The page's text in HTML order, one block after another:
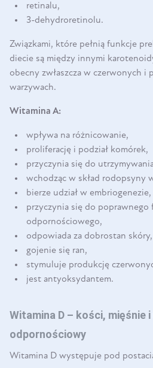
retinalu,
3-dehydroretinolu.
Związkami, które pełnią funkcje
diecie są między innymi
obecny zwłaszcza w czerwonych i
warzywach.
Witamina A:
wpływa na różnicowanie,
proliferację i podział komórek,
przyczynia się do
wchodząc w skład rodopsyny
bierze udział w
przyczynia się do poprawnego
odpornościowego,
odpowiada za dobrostan skóry,
gojenie się ran,
stymuluje produkcję
jest antyoksydantem.
Witamina D – kości, mięśnie i
odpornościowy
Witamina D występuje pod